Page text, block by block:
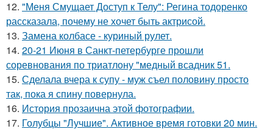
12. "Меня Смущает Доступ к Телу": Регина тодоренко
рассказала, почему не хочет быть актрисой.
13. Замена колбасе - куриный рулет.
14. 20-21 Июня в Санкт-петербурге прошли
соревнования по триатлону "медный всадник 51.
15. Сделала вчера к супу - муж съел половину просто
так, пока я спину повернула.
16. История прозаична этой фотографии.
17. Голубцы "Лучшие". Активное время готовки 20 мин.